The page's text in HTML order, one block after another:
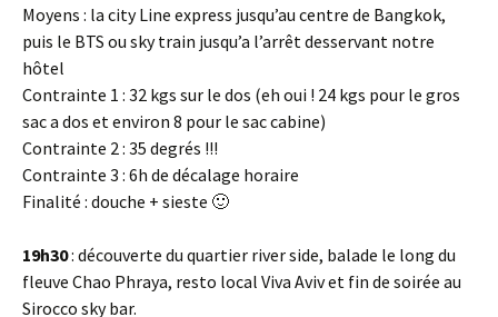
Moyens : la city Line express jusqu’au centre de Bangkok,
puis le BTS ou sky train jusqu’a l’arrêt desservant notre
hôtel
Contrainte 1 : 32 kgs sur le dos (eh oui ! 24 kgs pour le gros
sac a dos et environ 8 pour le sac cabine)
Contrainte 2 : 35 degrés !!!
Contrainte 3 : 6h de décalage horaire
Finalité : douche + sieste 🙂
19h30: découverte du quartier river side, balade le long du
fleuve Chao Phraya, resto local Viva Aviv et fin de soirée au
Sirocco sky bar.